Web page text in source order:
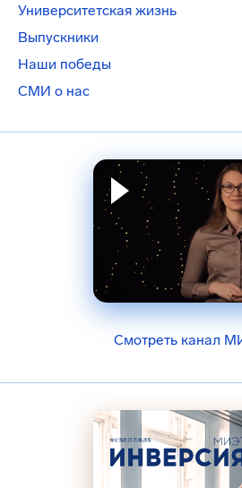
Университетская жизнь
Выпускники
Наши победы
СМИ о нас
Смотреть канал